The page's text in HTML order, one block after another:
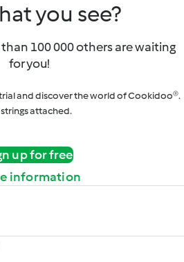
you see?
100 000 others are waiting
for you!
and discover the world of Cookidoo®.
attached.
up for free
information